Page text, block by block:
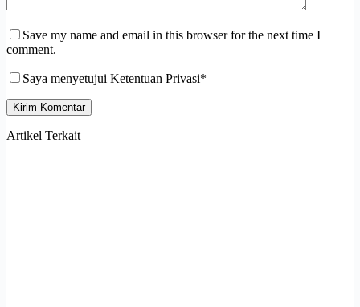
Save my name and email in this browser for the next time I
comment.
Saya menyetujui Ketentuan Privasi*
Kirim Komentar
Artikel Terkait